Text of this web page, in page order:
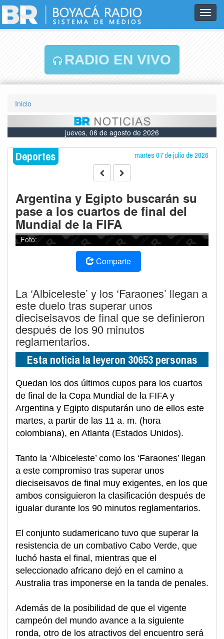
RADIO EN VIVO
Inicio
jueves, 06 de agosto de 2026
Deportes martes 07 de julio de 2026
Argentina y Egipto buscarán su
pase a los cuartos de final del
Mundial de la FIFA
Foto:
Comparte
La ‘Albiceleste’ y los ‘Faraones’ llegan a
este duelo tras superar unos
dieciseisavos de final que se definieron
después de los 90 minutos
reglamentarios.
Esta noticia la leyeron 30653 personas
Quedan los dos últimos cupos para los cuartos
de final de la Copa Mundial de la FIFA y
Argentina y Egipto disputarán uno de ellos este
martes, a partir de las 11 a. m. (hora
colombiana), en Atlanta (Estados Unidos).
Tanto la ‘Albiceleste’ como los ‘Faraones’ llegan
a este compromiso tras superar unos
dieciseisavos de final muy exigentes, en los que
ambos consiguieron la clasificación después de
igualar durante los 90 minutos reglamentarios.
El conjunto sudamericano tuvo que superar la
resistencia de un combativo Cabo Verde, que
luchó hasta el final, mientras que el
seleccionado africano dejó en el camino a
Australia tras imponerse en la tanda de penales.
Además de la posibilidad de que el vigente
campeón del mundo avance a la siguiente
ronda, otro de los atractivos del encuentro será